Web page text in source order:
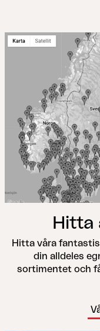
Hitta
Hitta våra
din alldeles
sortimentet och